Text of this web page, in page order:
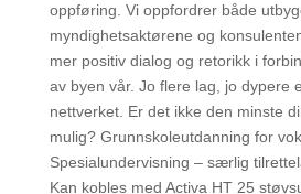
oppføring. Vi oppfordrer både
myndighetsaktørene og
mer positiv dialog og retorikk i
av byen vår. Jo flere lag, jo dypere
nettverket. Er det ikke den minste
mulig? Grunnskoleutdanning for
Spesialundervisning – særlig
Kan kobles med Activa HT 25